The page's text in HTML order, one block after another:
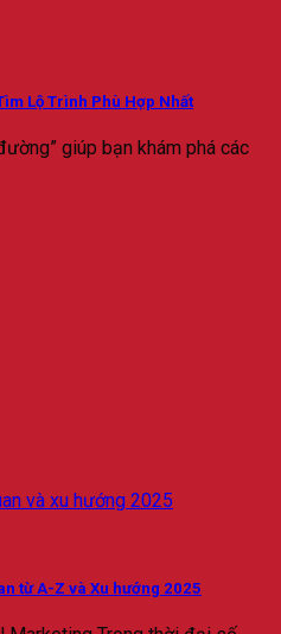
Lộ Trình Phù Hợp Nhất
giúp bạn khám phá các
từ A-Z và Xu hướng 2025